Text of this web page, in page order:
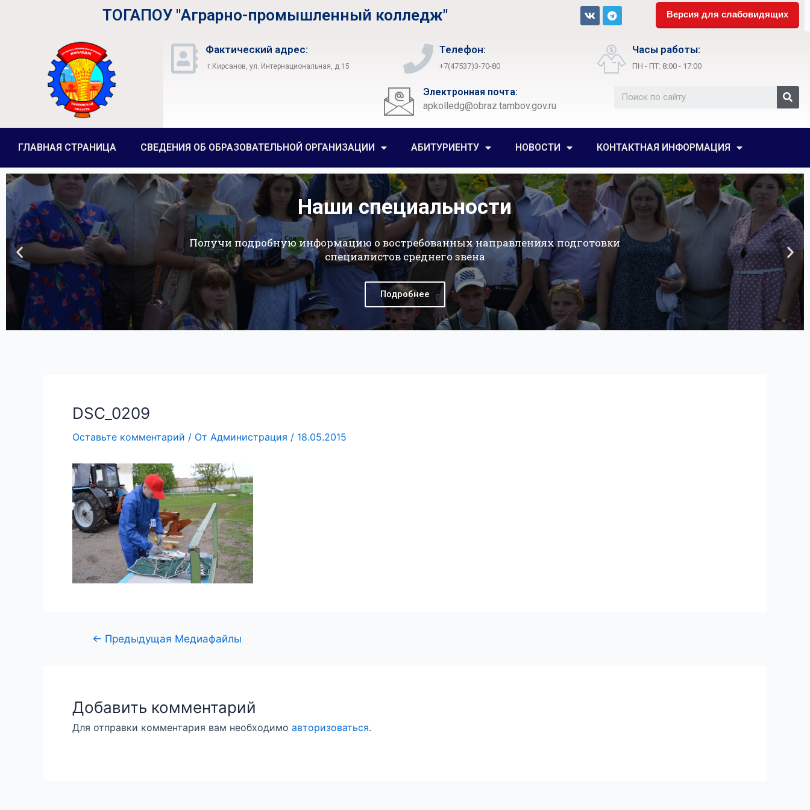
ТОГАПОУ "Аграрно-промышленный колледж" Версия для слабовидящих
Фактический адрес:
г.Кирсанов, ул. Интернациональная, д.15
Телефон:
+7(47537)3-70-80
Часы работы:
ПН - ПТ: 8:00 - 17:00
Электронная почта:
apkolledg@obraz.tambov.gov.ru
ГЛАВНАЯ СТРАНИЦА СВЕДЕНИЯ ОБ ОБРАЗОВАТЕЛЬНОЙ ОРГАНИЗАЦИИ АБИТУРИЕНТУ НОВОСТИ КОНТАКТНАЯ ИНФОРМАЦИЯ
DSC_0209
Оставьте комментарий / От Администрация / 18.05.2015
← Предыдущая Медиафайлы
Добавить комментарий
Для отправки комментария вам необходимо авторизоваться.